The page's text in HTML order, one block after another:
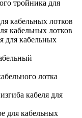
тройника для
кабельных лотков
кабельных лотков
для кабельных
лотка
кабеля для
для кабельных